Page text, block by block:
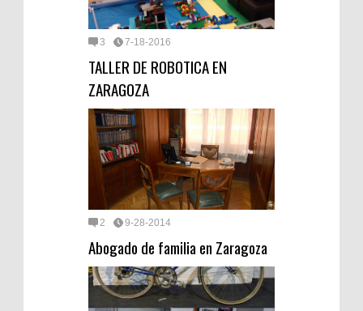
3 7-18-2016
TALLER DE ROBOTICA EN
ZARAGOZA
2 9-28-2014
Abogado de familia en Zaragoza